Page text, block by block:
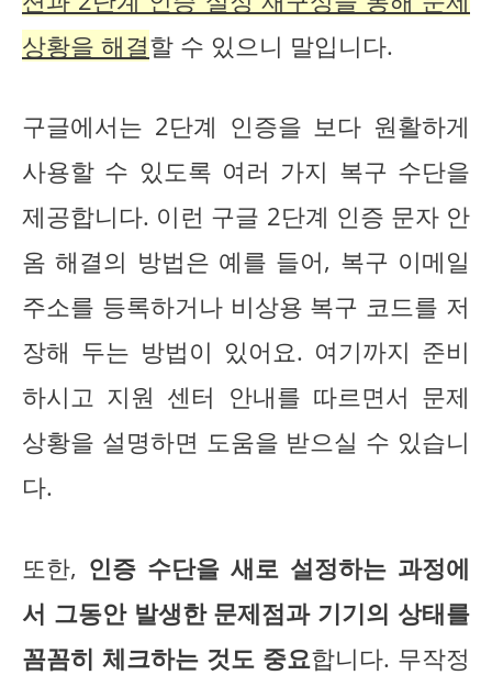
상황을 해결할 수 있으니 말입니다.
구글에서는 2단계 인증을 보다 원활하게
사용할 수 있도록 여러 가지 복구 수단을
제공합니다. 이런 구글 2단계 인증 문자 안
옴 해결의 방법은 예를 들어, 복구 이메일
주소를 등록하거나 비상용 복구 코드를 저
장해 두는 방법이 있어요. 여기까지 준비
하시고 지원 센터 안내를 따르면서 문제
상황을 설명하면 도움을 받으실 수 있습니
다.
또한, 인증 수단을 새로 설정하는 과정에
서 그동안 발생한 문제점과 기기의 상태를
꼼꼼히 체크하는 것도 중요합니다. 무작정